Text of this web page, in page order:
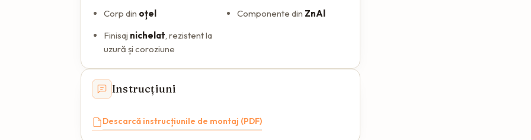
Corp din oțel Componente din ZnAl
Finisaj nichelat, rezistent la
uzură și coroziune
Instrucțiuni
Descarcă instrucțiunile de montaj (PDF)